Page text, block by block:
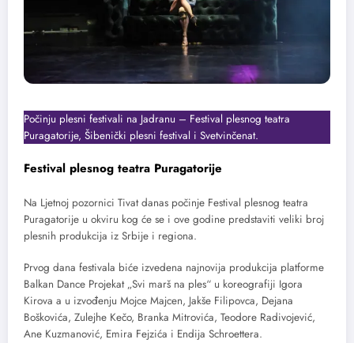
Počinju plesni festivali na Jadranu – Festival plesnog teatra
Puragatorije, Šibenički plesni festival i Svetvinčenat.
Festival plesnog teatra Puragatorije
Na Ljetnoj pozornici Tivat danas počinje Festival plesnog teatra
Puragatorije u okviru kog će se i ove godine predstaviti veliki broj
plesnih produkcija iz Srbije i regiona.
Prvog dana festivala biće izvedena najnovija produkcija platforme
Balkan Dance Projekat „Svi marš na ples“ u koreografiji Igora
Kirova a u izvođenju Mojce Majcen, Jakše Filipovca, Dejana
Boškovića, Zulejhe Kečo, Branka Mitrovića, Teodore Radivojević,
Ane Kuzmanović, Emira Fejzića i Endija Schroettera.